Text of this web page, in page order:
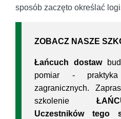
sposób zaczęto określać
ZOBACZ NASZE
Łańcuch dostaw
pomiar -
zagranicznych.
szkolenie
Uczestników tego